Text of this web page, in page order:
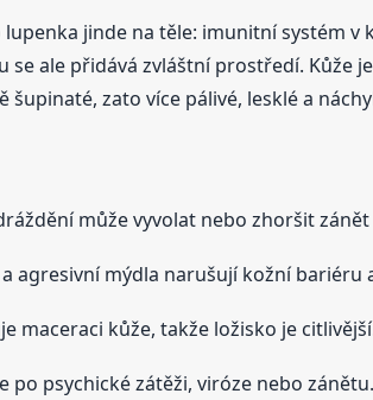
jinde na těle: imunitní systém v
ale přidává zvláštní prostředí. Kůže
zato více pálivé, lesklé a
může vyvolat nebo zhoršit
agresivní mýdla narušují kožní bariéru
maceraci kůže, takže ložisko je
po psychické zátěži, viróze nebo zánětu.